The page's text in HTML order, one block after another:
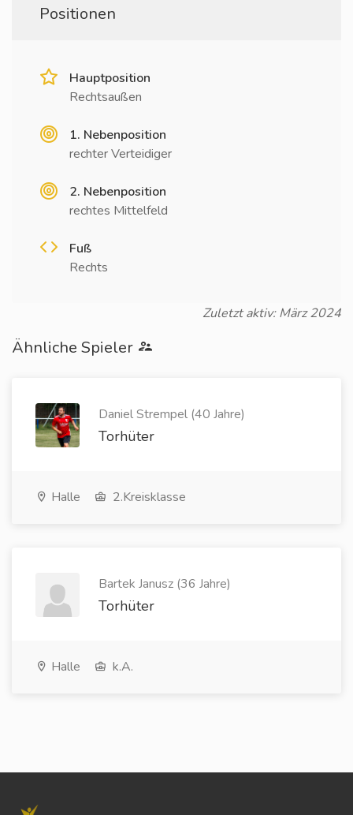
Positionen
Hauptposition
Rechtsaußen
1. Nebenposition
rechter Verteidiger
2. Nebenposition
rechtes Mittelfeld
Fuß
Rechts
Zuletzt aktiv: März 2024
Ähnliche Spieler
Daniel Strempel (40 Jahre)
Torhüter
Halle 2.Kreisklasse
Bartek Janusz (36 Jahre)
Torhüter
Halle k.A.